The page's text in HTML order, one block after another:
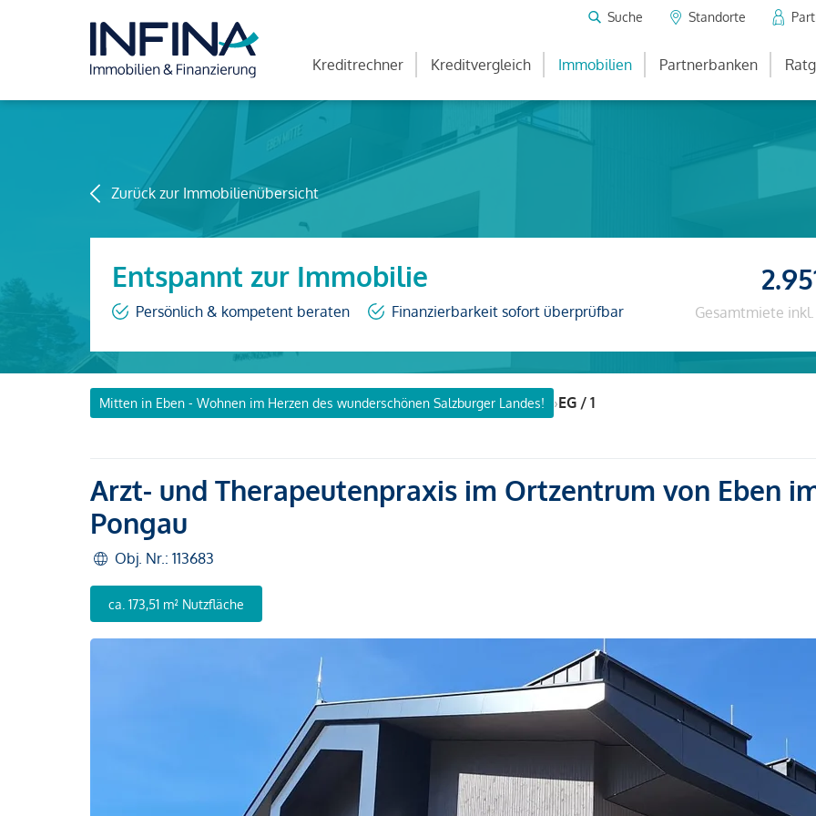
Suche Standorte
Kreditrechner Kreditvergleich Immobilien Partnerbanken
Zurück zur Immobilienübersicht
Entspannt zur Immobilie
Persönlich & kompetent beraten Finanzierbarkeit sofort überprüfbar Gesamtmiete
Mitten in Eben - Wohnen im Herzen des wunderschönen Salzburger Landes! ›EG / 1
Arzt- und Therapeutenpraxis im Ortzentrum von Eben
Pongau
Obj. Nr.: 113683
ca. 173,51 m² Nutzfläche